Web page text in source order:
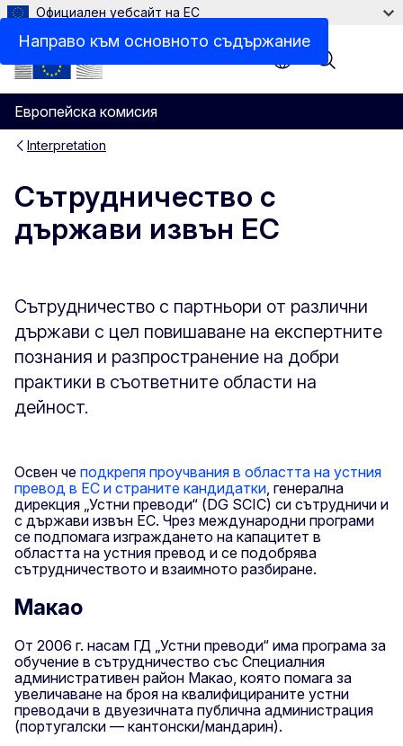
Направо към основното съдържание
Официален уебсайт на ЕС
Европейска комисия
Menu
Interpretation
Сътрудничество с
държави извън ЕС
Сътрудничество с партньори от различни
държави с цел повишаване на експертните
познания и разпространение на добри
практики в съответните области на
дейност.
Освен че подкрепя проучвания в областта на устния
превод в ЕС и страните кандидатки , генерална
дирекция „Устни преводи“ (DG SCIC) си сътрудничи и
с държави извън ЕС. Чрез международни програми
се подпомага изграждането на капацитет в
областта на устния превод и се подобрява
сътрудничеството и взаимното разбиране.
Макао
От 2006 г. насам ГД „Устни преводи“ има програма за
обучение в сътрудничество със Специалния
административен район Макао, която помага за
увеличаване на броя на квалифицираните устни
преводачи в двуезичната публична администрация
(португалски — кантонски/мандарин).